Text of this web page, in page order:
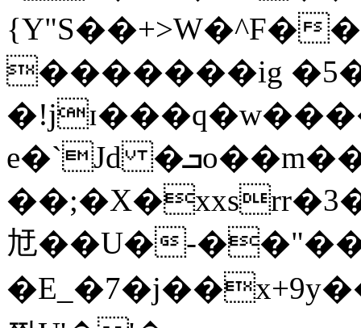
{Y"S��+>W�^F�
�������ig
e�`Jd �ܒo��m��1��d|
㝼��U�-